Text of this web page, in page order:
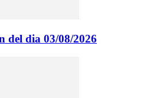
del dia 03/08/2026